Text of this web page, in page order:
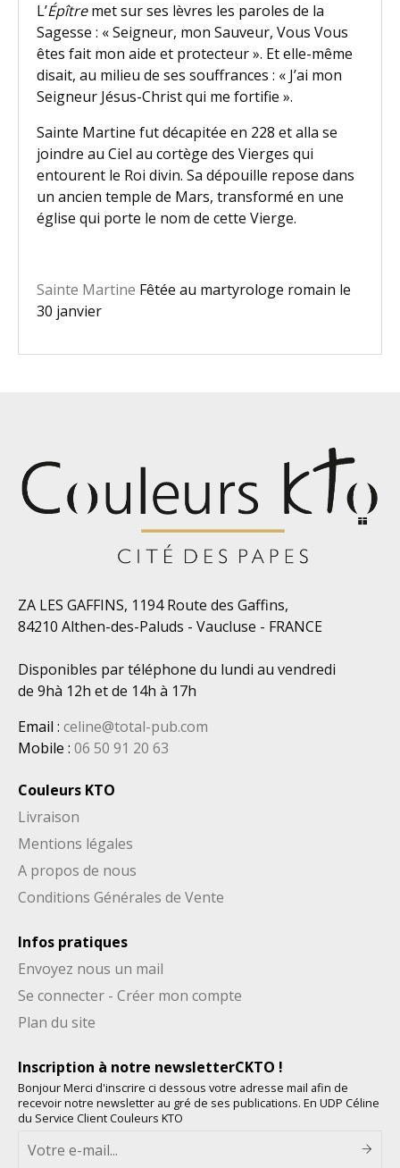
L’Épîtremet sur ses lèvres les paroles de la
Sagesse : « Seigneur, mon Sauveur, Vous Vous
êtes fait mon aide et protecteur ». Et elle-même
disait, au milieu de ses souffrances : « J’ai mon
Seigneur Jésus-Christ qui me fortifie ».
Sainte Martine fut décapitée en 228 et alla se
joindre au Ciel au cortège des Vierges qui
entourent le Roi divin. Sa dépouille repose dans
un ancien temple de Mars, transformé en une
église qui porte le nom de cette Vierge.
Sainte Martine Fêtée au martyrologe romain le
30 janvier
ZA LES GAFFINS, 1194 Route des Gaffins,
84210 Althen-des-Paluds - Vaucluse - FRANCE
Disponibles par téléphone du lundi au vendredi
de 9hà 12h et de 14h à 17h
Email : celine@total-pub.com
Mobile : 06 50 91 20 63
Couleurs KTO
Livraison
Mentions légales
A propos de nous
Conditions Générales de Vente
Infos pratiques
Envoyez nous un mail
Se connecter - Créer mon compte
Plan du site
Inscription à notre newsletterCKTO !
Bonjour Merci d'inscrire ci dessous votre adresse mail afin de
recevoir notre newsletter au gré de ses publications. En UDP Céline
du Service Client Couleurs KTO